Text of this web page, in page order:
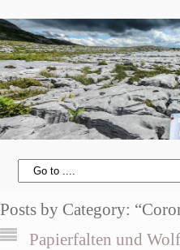
Posts by Category:
Papierfalten und